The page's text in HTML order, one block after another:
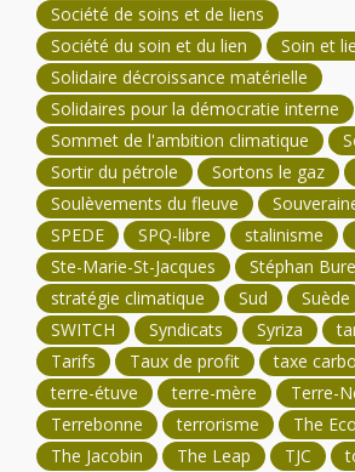
Société de soins et de liens
Société du soin et du lien
Soin et
Solidaire décroissance matérielle
Solidaires pour la démocratie interne
Sommet de l'ambition climatique
Sortir du pétrole
Sortons le gaz
Soulèvements du fleuve
SPEDE
SPQ-libre stalinisme
Ste-Marie-St-Jacques
Stéphan
stratégie climatique
Sud Suède
SWITCH
Syndicats Syriza
Tarifs
Taux de profit
taxe
terre-étuve
terre-mère
Terre-
Terrebonne
terrorisme
The
The Jacobin
The Leap TJC